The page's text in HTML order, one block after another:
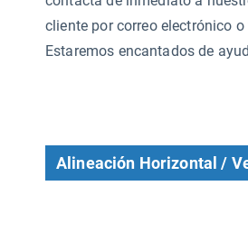
cliente por correo electrónico
Estaremos encantados de
Alineación Horizontal /